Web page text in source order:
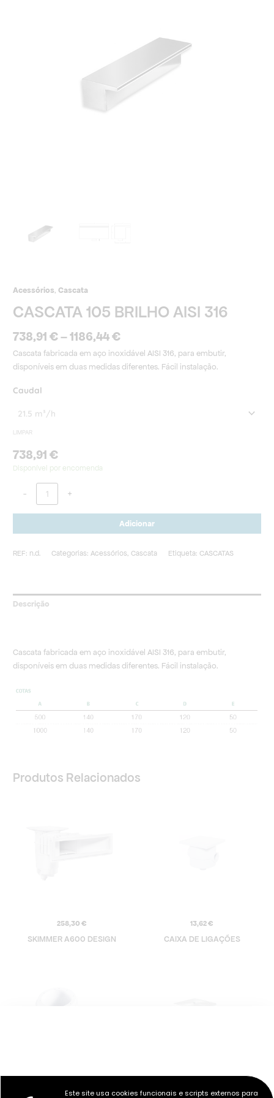
Acessórios,Cascata
CASCATA 105 BRILHO AISI 316
738,91€–1186,44€
Cascata fabricada em aço inoxidável AISI 316, para embutir,
disponíveis em duas medidas diferentes. Fácil instalação.
Caudal
LIMPAR
738,91€
Disponível por encomenda
- +
Adicionar
REF: n.d. Categorias:Acessórios,Cascata Etiqueta:CASCATAS
Descrição
Cascata fabricada em aço inoxidável AISI 316, para embutir,
disponíveis em duas medidas diferentes. Fácil instalação.
Produtos Relacionados
258,30€
SKIMMER A600 DESIGN
13,62€
CAIXA DE LIGAÇÕES
Este site usa cookies funcionais e scripts externos para